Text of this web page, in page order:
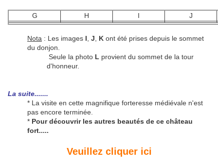
G H I J
Nota : Les images I J K ont été prises depuis le sommet
du donjon.
Seule la photo L provient du sommet de la tour
d'honneur.
La suite.......
* La visite en cette magnifique forteresse médiévale n'est
pas encore terminée.
* Pour découvrir les autres beautés de ce château
fort.....
Veuillez cliquer ici